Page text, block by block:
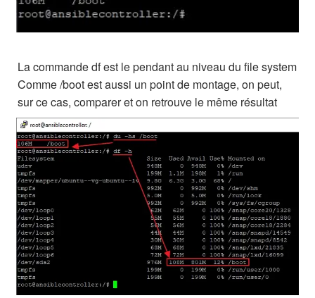
La commande df est le pendant au niveau du file system
Comme /boot est aussi un point de montage, on peut,
sur ce cas, comparer et on retrouve le même résultat